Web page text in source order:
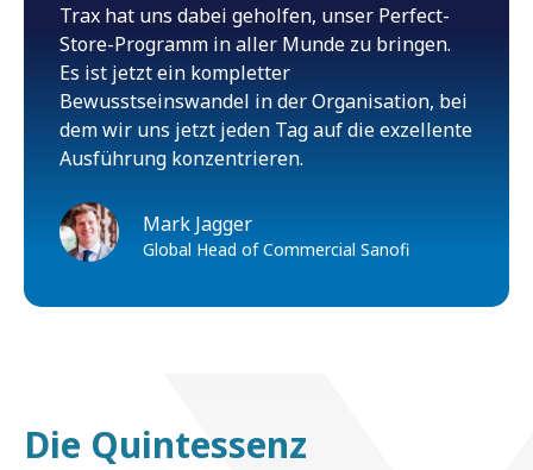
Trax hat uns dabei geholfen, unser Perfect-
Store-Programm in aller Munde zu bringen.
Es ist jetzt ein kompletter
Bewusstseinswandel in der Organisation, bei
dem wir uns jetzt jeden Tag auf die exzellente
Ausführung konzentrieren.
Mark Jagger
Global Head of Commercial Sanofi
Die Quintessenz